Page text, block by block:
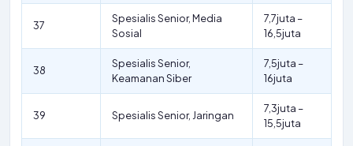
37
Spesialis Senior, Media
Sosial
7,7juta –
16,5juta
38
Spesialis Senior,
Keamanan Siber
7,5juta –
16juta
39 Spesialis Senior, Jaringan
7,3juta –
15,5juta